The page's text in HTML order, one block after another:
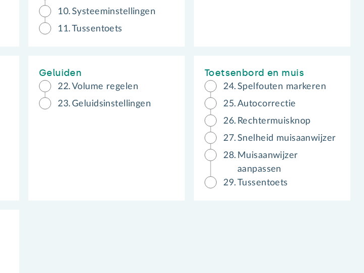
10. Systeeminstellingen
11.
Tussentoets
Geluiden
22. Volume regelen
23. Geluidsinstellingen
Toetsenbord en muis
24. Spelfouten markeren
25. Autocorrectie
26. Rechtermuisknop
27. Snelheid muisaanwijzer
28. Muisaanwijzer
aanpassen
29. Tussentoets